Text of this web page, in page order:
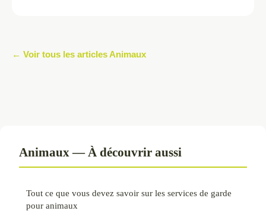
← Voir tous les articles Animaux
Animaux — À découvrir aussi
Tout ce que vous devez savoir sur les services de garde
pour animaux